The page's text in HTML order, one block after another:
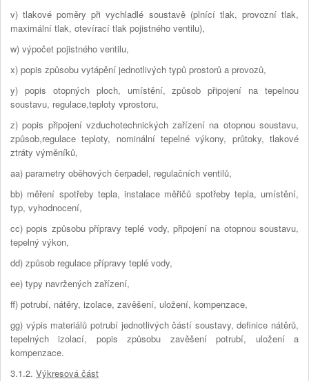
v) tlakové poměry při vychladlé soustavě (plnící tlak, provozní tlak,
maximální tlak, otevírací tlak pojistného ventilu),
w) výpočet pojistného ventilu,
x) popis způsobu vytápění jednotlivých typů prostorů a provozů,
y) popis otopných ploch, umístění, způsob připojení na tepelnou
soustavu, regulace,teploty vprostoru,
z) popis připojení vzduchotechnických zařízení na otopnou soustavu,
způsob,regulace teploty, nominální tepelné výkony, průtoky, tlakové
ztráty výměníků,
aa) parametry oběhových čerpadel, regulačních ventilů,
bb) měření spotřeby tepla, instalace měřičů spotřeby tepla, umístění,
typ, vyhodnocení,
cc) popis způsobu přípravy teplé vody, připojení na otopnou soustavu,
tepelný výkon,
dd) způsob regulace přípravy teplé vody,
ee) typy navržených zařízení,
ff) potrubí, nátěry, izolace, zavěšení, uložení, kompenzace,
gg) výpis materiálů potrubí jednotlivých částí soustavy, definice nátěrů,
tepelných izolací, popis způsobu zavěšení potrubí, uložení a
kompenzace.
3.1.2. Výkresová část